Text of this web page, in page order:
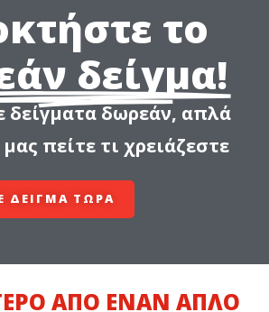
το
δείγμα!
δείγματα δωρεάν, απλά
πείτε τι χρειάζεστε
ΔΕΊΓΜΑ ΤΩΡΑ
ΑΠΌ ΈΝΑΝ ΑΠΛΌ